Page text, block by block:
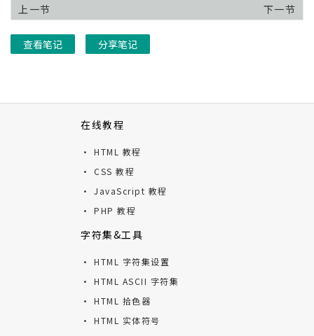
上一节 下一节
查看笔记 分享笔记
在线教程
· HTML 教程
· CSS 教程
· JavaScript 教程
· PHP 教程
字符集&工具
· HTML 字符集设置
· HTML ASCII 字符集
· HTML 拾色器
· HTML 实体符号